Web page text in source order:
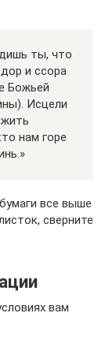
ты, что
и ссора
Божьей
Исцели
нам горе
все выше
сверните
вам